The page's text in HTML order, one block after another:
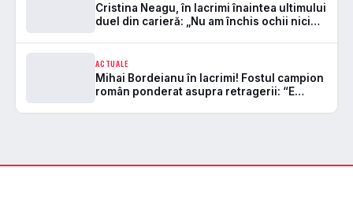
Cristina Neagu, în lacrimi înaintea ultimului
duel din carieră: „Nu am închis ochii nici
ACTUALE
Mihai Bordeianu în lacrimi! Fostul campion
român ponderat asupra retragerii: “E